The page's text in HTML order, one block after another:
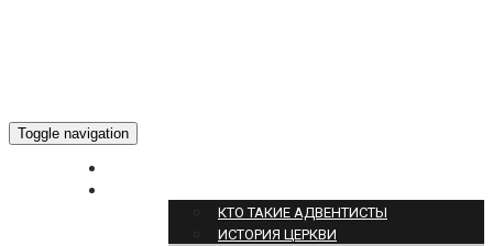
Toggle navigation
КТО ТАКИЕ АДВЕНТИСТЫ
ИСТОРИЯ ЦЕРКВИ